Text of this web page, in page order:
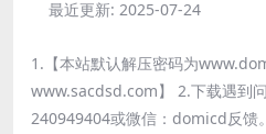
最近更新: 2025-07-24
1.【本站默认解压密码为
www.sacdsd.com】 2.下载遇到
240949404或微信：domicd反馈